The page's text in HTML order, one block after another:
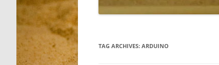
TAG ARCHIVES: ARDUINO